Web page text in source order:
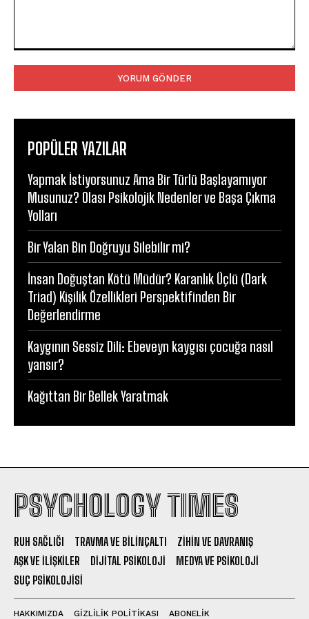
POPÜLER YAZILAR
Yapmak İstiyorsunuz Ama Bir Türlü Başlayamıyor
Musunuz? Olası Psikolojik Nedenler ve Başa Çıkma
Yolları
Bir Yalan Bin Doğruyu Silebilir mi?
İnsan Doğuştan Kötü Müdür? Karanlık Üçlü (Dark
Triad) Kişilik Özellikleri Perspektifinden Bir
Değerlendirme
Kaygının Sessiz Dili: Ebeveyn kaygısı çocuğa nasıl
yansır?
Kağıttan Bir Bellek Yaratmak
PSYCHOLOGY TIMES
RUH SAĞLIĞI TRAVMA VE BILINÇALTI
ZIHIN VE DAVRANIŞ
AŞK VE İLIŞKILER
DIJITAL PSIKOLOJI
MEDYA VE PSIKOLOJI
SUÇ PSIKOLOJISI
HAKKIMIZDA GIZLILIK POLITIKASI ABONELIK